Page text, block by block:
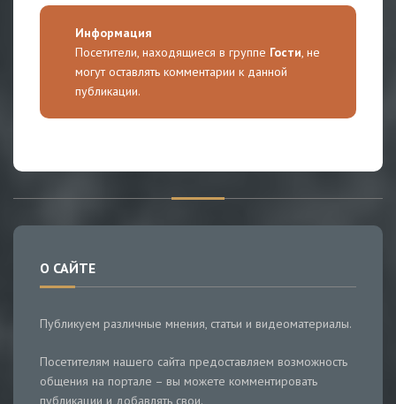
Информация
Посетители, находящиеся в группе Гости, не
могут оставлять комментарии к данной
публикации.
О САЙТЕ
Публикуем различные мнения, статьи и видеоматериалы.
Посетителям нашего сайта предоставляем возможность
общения на портале – вы можете комментировать
публикации и добавлять свои.